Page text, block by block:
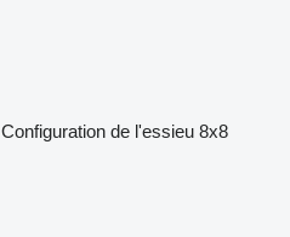
Configuration de l'essieu 8x8